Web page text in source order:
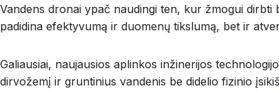
Vandens dronai ypač naudingi ten, kur žmogui
padidina efektyvumą ir duomenų tikslumą, bet ir
Galiausiai, naujausios aplinkos inžinerijos
dirvožemį ir gruntinius vandenis be didelio fizinio